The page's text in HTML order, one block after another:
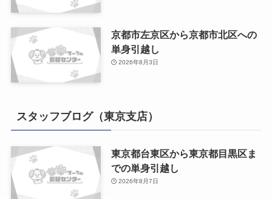
京都市左京区から京都市北区への
単身引越し
2026年8月3日
スタッフブログ（東京支店）
東京都台東区から東京都目黒区ま
での単身引越し
2026年8月7日